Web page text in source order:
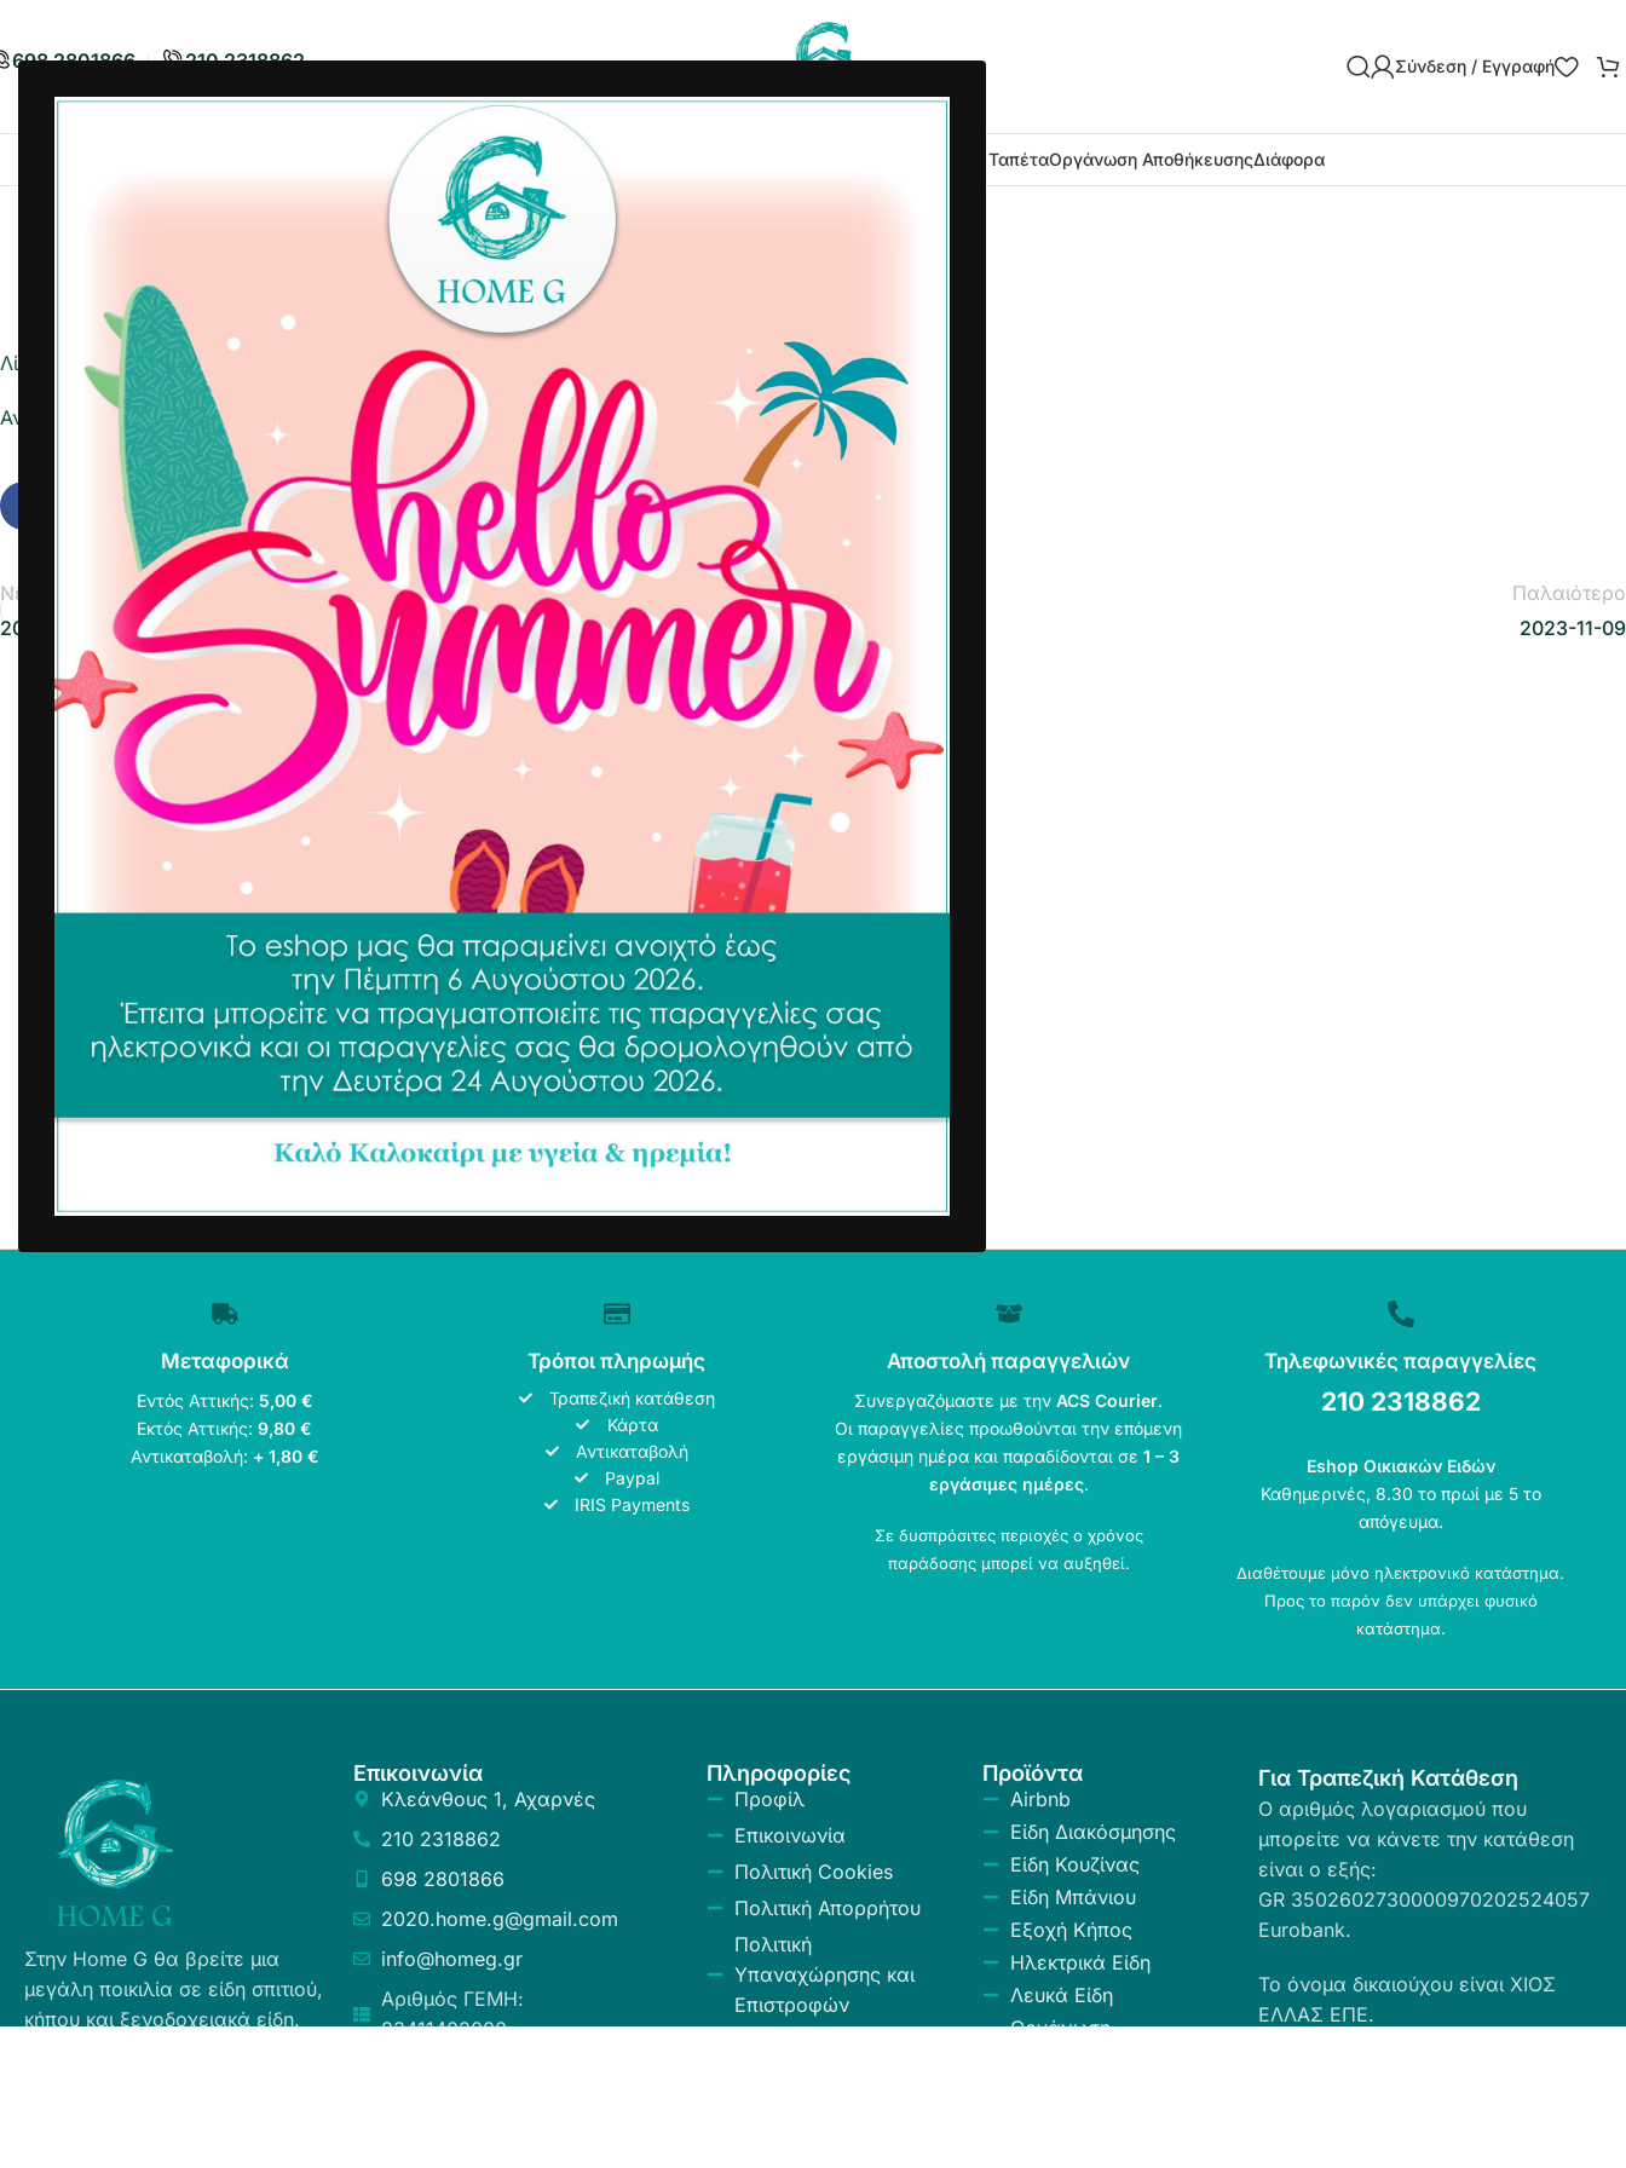
698 2801866 210 2318862 Σύνδεση / Εγγραφή
Είδη ΔιακόσμησηςΕίδη Κουζίνας Χαλιά – ΤαπέταΟργάνωση ΑποθήκευσηςΔιάφορα
Λίστα ημέρας
Αναφορά σε Excel
Νεότερα
2023-11-13
Παλαιότερο
2023-11-09
Μεταφορικά
Εντός Αττικής: 5,00 €
Εκτός Αττικής:9,80 €
Αντικαταβολή: + 1,80 €
Τρόποι πληρωμής
Τραπεζική κατάθεση
Κάρτα
Αντικαταβολή
Paypal
IRIS Payments
Αποστολή παραγγελιών
Συνεργαζόμαστε με τηνACS Courier.
Οι παραγγελίες προωθούνται την επόμενη
εργάσιμη ημέρα και παραδίδονται σε1 – 3
εργάσιμες ημέρες.
Σε δυσπρόσιτες περιοχές ο χρόνος
παράδοσης μπορεί να αυξηθεί.
Τηλεφωνικές παραγγελίες
210 2318862
Eshop Οικιακών Ειδών
Καθημερινές, 8.30 το πρωί με 5 το
απόγευμα.
Διαθέτουμε μόνο ηλεκτρονικό κατάστημα.
Προς το παρόν δεν υπάρχει φυσικό
κατάστημα.
Στην Home G θα βρείτε μια
μεγάλη ποικιλία σε είδη σπιτιού,
κήπου και ξενοδοχειακά είδη.
Επικοινωνία
Κλεάνθους 1, Αχαρνές
210 2318862
698 2801866
2020.home.g@gmail.com
info@homeg.gr
Αριθμός ΓΕΜΗ:
83411402000
Πληροφορίες
Προφίλ
Επικοινωνία
Πολιτική Cookies
Πολιτική Απορρήτου
Πολιτική
Υπαναχώρησης και
Επιστροφών
Προϊόντα
Airbnb
Είδη Διακόσμησης
Είδη Κουζίνας
Είδη Μπάνιου
Εξοχή Κήπος
Ηλεκτρικά Είδη
Λευκά Είδη
Οργάνωση
Για Τραπεζική Κατάθεση
Ο αριθμός λογαριασμού που
μπορείτε να κάνετε την κατάθεση
είναι ο εξής:
GR 3502602730000970202524057
Eurobank.
Το όνομα δικαιούχου είναι ΧΙΟΣ
ΕΛΛΑΣ ΕΠΕ.